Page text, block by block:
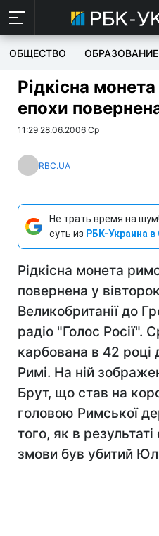
ОБЩЕСТВО ОБРАЗОВАНИЕ
Рідкісна
епохи
11:29 28.06.2006 Ср
RBC.UA
Не трать время на
суть из РБК-Украина в
Рідкісна монета
повернена у
Великобританії до
радіо "Голос Росії".
карбована в 42 році
Римі. На ній
Брут, що став на
головою Римської
того, як в
змови був убитий